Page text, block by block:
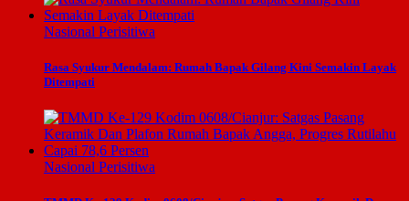
Nasional Perisitiwa
Rasa Syukur Mendalam: Rumah Bapak Gilang Kini Semakin Layak
Ditempati
Nasional Perisitiwa